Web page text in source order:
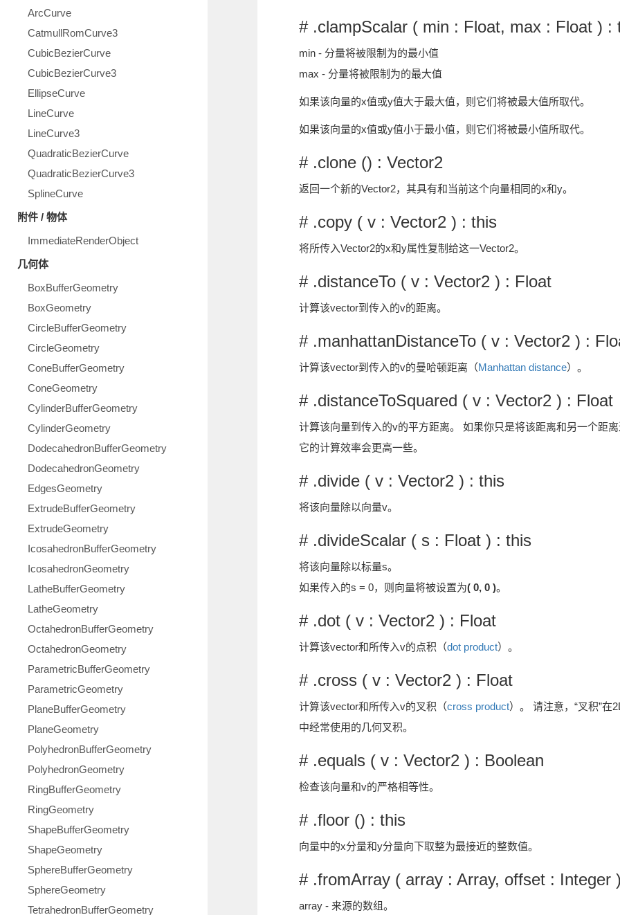
ArcCurve
CatmullRomCurve3
CubicBezierCurve
CubicBezierCurve3
EllipseCurve
LineCurve
LineCurve3
QuadraticBezierCurve
QuadraticBezierCurve3
SplineCurve
附件 / 物体
ImmediateRenderObject
几何体
BoxBufferGeometry
BoxGeometry
CircleBufferGeometry
CircleGeometry
ConeBufferGeometry
ConeGeometry
CylinderBufferGeometry
CylinderGeometry
DodecahedronBufferGeometry
DodecahedronGeometry
EdgesGeometry
ExtrudeBufferGeometry
ExtrudeGeometry
IcosahedronBufferGeometry
IcosahedronGeometry
LatheBufferGeometry
LatheGeometry
OctahedronBufferGeometry
OctahedronGeometry
ParametricBufferGeometry
ParametricGeometry
PlaneBufferGeometry
PlaneGeometry
PolyhedronBufferGeometry
PolyhedronGeometry
RingBufferGeometry
RingGeometry
ShapeBufferGeometry
ShapeGeometry
SphereBufferGeometry
SphereGeometry
TetrahedronBufferGeometry
# .clampScalar ( min : Float, max : Float ) :
min - 分量将被限制为的最小值
max - 分量将被限制为的最大值
如果该向量的x值或y值大于最大值，则它们将被最大值所取代。
如果该向量的x值或y值小于最小值，则它们将被最小值所取代。
# .clone () : Vector2
返回一个新的Vector2，其具有和当前这个向量相同的x和y。
# .copy ( v : Vector2 ) : this
将所传入Vector2的x和y属性复制给这一Vector2。
# .distanceTo ( v : Vector2 ) : Float
计算该vector到传入的v的距离。
# .manhattanDistanceTo ( v : Vector2 ) :
计算该vector到传入的v的曼哈顿距离（Manhattan distance）。
# .distanceToSquared ( v : Vector2 ) : Float
计算该向量到传入的v的平方距离。 如果你只是将该距离和另一个距
它的计算效率会更高一些。
# .divide ( v : Vector2 ) : this
将该向量除以向量v。
# .divideScalar ( s : Float ) : this
将该向量除以标量s。
如果传入的s = 0，则向量将被设置为( 0, 0 )。
# .dot ( v : Vector2 ) : Float
计算该vector和所传入v的点积（dot product）。
# .cross ( v : Vector2 ) : Float
计算该vector和所传入v的叉积（cross product）。 请注意，“叉积”
中经常使用的几何叉积。
# .equals ( v : Vector2 ) : Boolean
检查该向量和v的严格相等性。
# .floor () : this
向量中的x分量和y分量向下取整为最接近的整数值。
# .fromArray ( array : Array, offset : Integer
array - 来源的数组。